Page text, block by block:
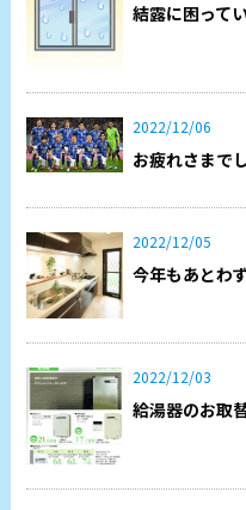
結露に困って
2022/12/06
お疲れさまで
2022/12/05
今年もあとわ
2022/12/03
給湯器のお取